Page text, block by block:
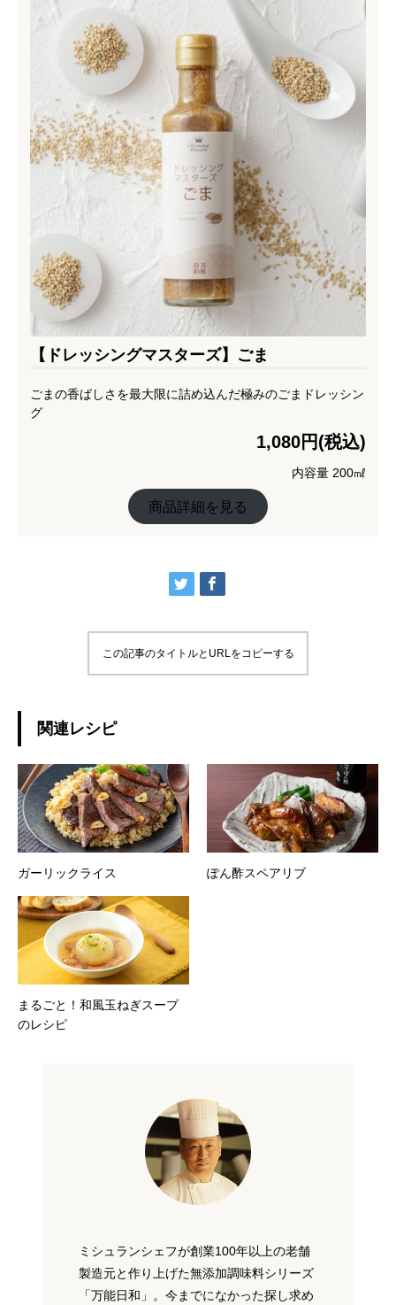
【ドレッシングマスターズ】ごま
ごまの香ばしさを最大限に詰め込んだ極みのごまドレッシン
グ
1,080円(税込)
内容量 200㎖
商品詳細を見る
この記事のタイトルとURLをコピーする
関連レシピ
ガーリックライス ぽん酢スペアリブ
まるごと！和風玉ねぎスープ
のレシピ
ミシュランシェフが創業100年以上の老舗
製造元と作り上げた無添加調味料シリーズ
「万能日和」。今までになかった探し求め